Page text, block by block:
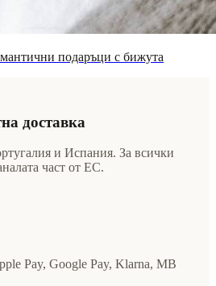
подаръци с бижута
доставка
и Испания. За всички
част от ЕС.
Pay, Google Pay, Klarna, MB